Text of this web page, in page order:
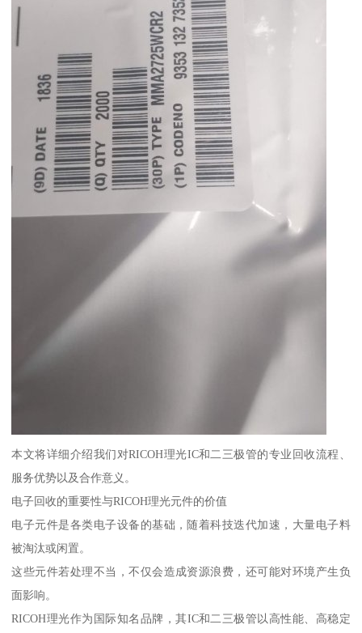
本文将详细介绍我们对RICOH理光IC和二三极管的专业回收流程、
服务优势以及合作意义。
电子回收的重要性与RICOH理光元件的价值
电子元件是各类电子设备的基础，随着科技迭代加速，大量电子料
被淘汰或闲置。
这些元件若处理不当，不仅会造成资源浪费，还可能对环境产生负
面影响。
RICOH理光作为国际知名品牌，其IC和二三极管以高性能、高稳定